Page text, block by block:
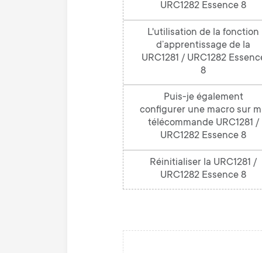
URC1282 Essence 8
L'utilisation de la fonction
d’apprentissage de la
URC1281 / URC1282
8
Puis-je également
configurer une macro sur
télécommande URC1281 /
URC1282 Essence 8
Réinitialiser la URC1281 /
URC1282 Essence 8